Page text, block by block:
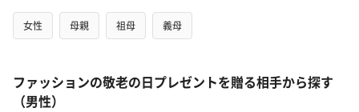
女性 母親 祖母 義母
ファッションの敬老の日プレゼントを贈る相手から探す
（男性）